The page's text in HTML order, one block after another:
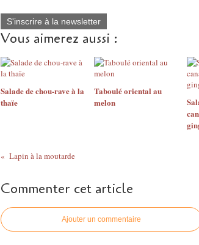
S'inscrire à la newsletter
Vous aimerez aussi :
Salade de chou-rave à la
thaïe
Taboulé oriental au
melon
Lapin à la moutarde
Commenter cet article
Ajouter un commentaire